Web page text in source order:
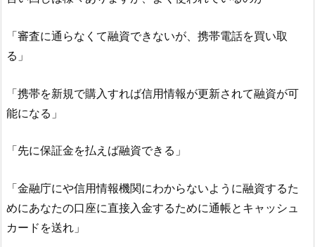
「審査に通らなくて融資できないが、携帯電話を買い取
る」
「携帯を新規で購入すれば信用情報が更新されて融資が可
能になる」
「先に保証金を払えば融資できる」
「金融庁にや信用情報機関にわからないように融資するた
めにあなたの口座に直接入金するために通帳とキャッシュ
カードを送れ」